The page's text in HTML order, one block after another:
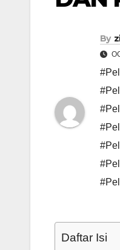
By
Daftar Isi